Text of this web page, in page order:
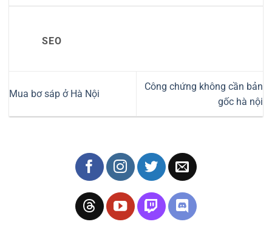
SEO
Mua bơ sáp ở Hà Nội
Công chứng không cần bản
gốc hà nội